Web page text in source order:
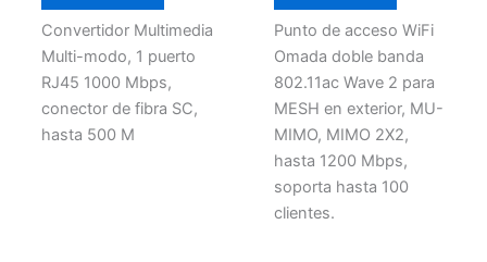
Convertidor Multimedia
Multi-modo, 1 puerto
RJ45 1000 Mbps,
conector de fibra SC,
hasta 500 M
Punto de acceso WiFi
Omada doble banda
802.11ac Wave 2 para
MESH en exterior, MU-
MIMO, MIMO 2X2,
hasta 1200 Mbps,
soporta hasta 100
clientes.